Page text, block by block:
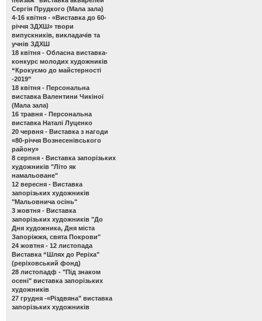
Сергія Прудкого (Мала зала)
4-16 квітня - «Виставка до 60-
річчя ЗДХШ» твори
випускників, викладачів та
учнів ЗДХШ
18 квітня - Обласна виставка-
конкурс молодих художників
“Крокуємо до майстерності
-2019”
18 квітня - Персональна
виставка Валентини Чикіної
(Мала зала)
16 травня - Персональна
виставка Наталі Луценко
20 червня - Виставка з нагоди
«80-річчя Вознесенівського
району»
8 серпня - Виставка запорізьких
художників "Літо як
намальоване"
12 вересня - Виставка
запорізьких художників
"Мальовнича осінь"
3 жовтня - Виставка
запорізьких художників "До
Дня художника, Дня міста
Запоріжжя, свята Покрови"
24 жовтня - 12 листопада
Виставка “Шлях до Реріха"
(реріховський фонд)
28 листопадф - "Під знаком
осені" виставка запорізьких
художників
27 грудня -«Різдвяна" виставка
запорізьких художників